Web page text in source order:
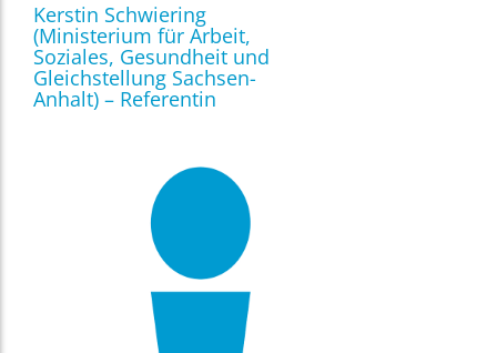
Kerstin Schwiering
(Ministerium für Arbeit,
Soziales, Gesundheit und
Gleichstellung Sachsen-
Anhalt) – Referentin